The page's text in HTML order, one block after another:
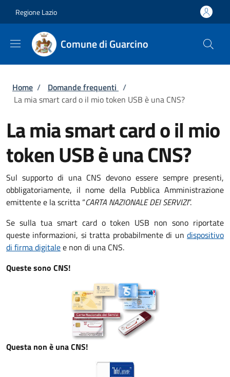
Regione Lazio
Comune di Guarcino
Briciole di pane
Home / Domande frequenti /
La mia smart card o il mio token USB è una CNS?
La mia smart card o il mio
token USB è una CNS?
Sul supporto di una CNS devono essere sempre presenti,
obbligatoriamente, il nome della Pubblica Amministrazione
emittente e la scritta “CARTA NAZIONALE DEI SERVIZI”.
Se sulla tua smart card o token USB non sono riportate
queste informazioni, si tratta probabilmente di un dispositivo
di firma digitalee non di una CNS.
Queste sono CNS!
Questa non è una CNS!